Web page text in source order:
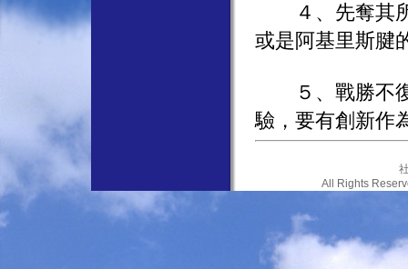
４、先奪其所
或是阿基里斯腱
５、戰勝不復
驗，要有創新作
All Rights